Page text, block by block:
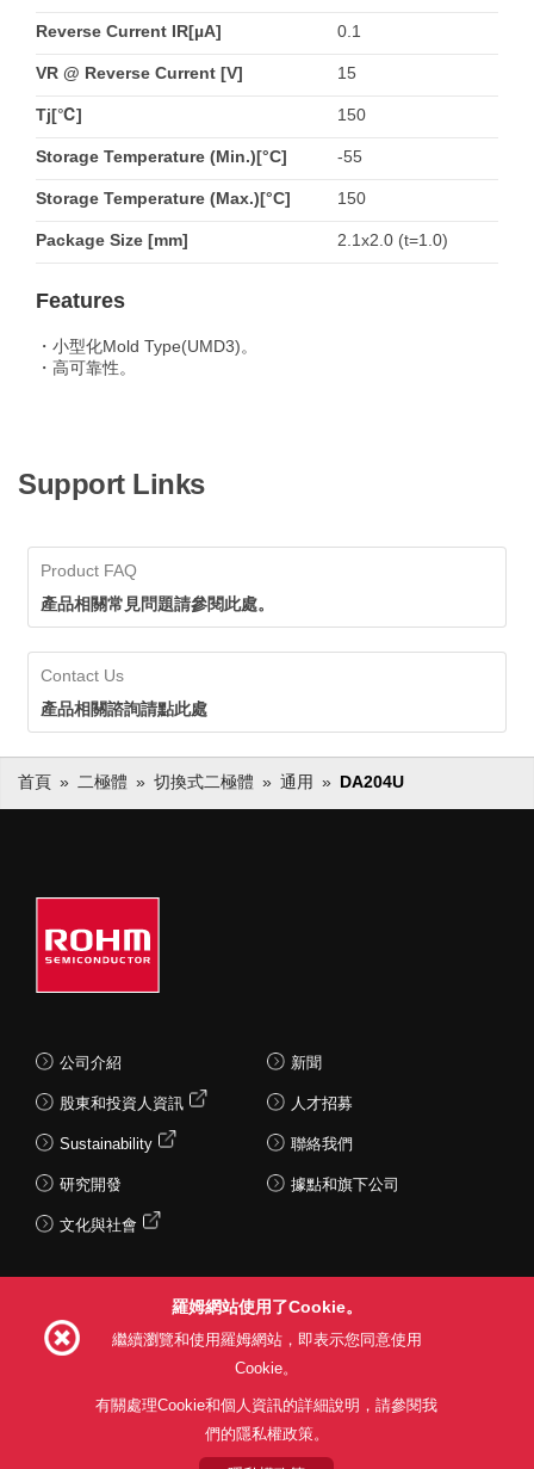
Reverse Current IR[µA] 0.1
VR @ Reverse Current [V] 15
Tj[℃] 150
Storage Temperature (Min.)[°C] -55
Storage Temperature (Max.)[°C] 150
Package Size [mm] 2.1x2.0 (t=1.0)
Features
・小型化Mold Type(UMD3)。
・高可靠性。
Support Links
Product FAQ
產品相關常見問題請參閱此處。
Contact Us
產品相關諮詢請點此處
首頁 二極體 切換式二極體 通用 DA204U
公司介紹
股東和投資人資訊
Sustainability
研究開發
文化與社會
新聞
人才招募
聯絡我們
據點和旗下公司
利用目的 隱私權政策
羅姆網站使用了Cookie。
繼續瀏覽和使用羅姆網站，即表示您同意使用
Cookie。
有關處理Cookie和個人資訊的詳細說明，請參閱我
們的隱私權政策。